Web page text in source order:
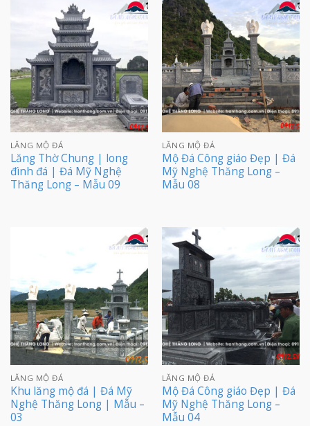
LĂNG MỘ ĐÁ
Lăng Thờ Chung | long
đình đá | Đá Mỹ Nghệ
Thăng Long – Mẫu 09
LĂNG MỘ ĐÁ
Mộ Đá Công giáo Đẹp | Đá
Mỹ Nghệ Thăng Long –
Mẫu 08
LĂNG MỘ ĐÁ
Khu lăng mộ đá | Đá Mỹ
Nghệ Thăng Long | Mẫu –
03
LĂNG MỘ ĐÁ
Mộ Đá Công giáo Đẹp | Đá
Mỹ Nghệ Thăng Long –
Mẫu 04